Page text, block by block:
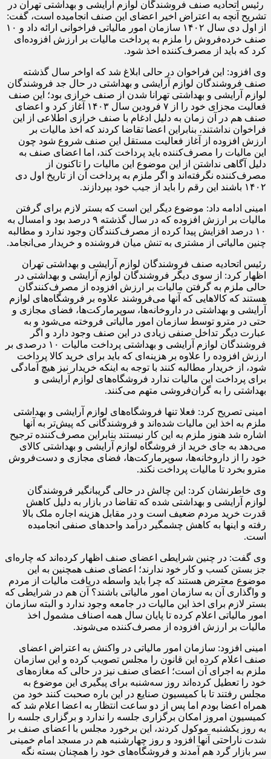
رئیس اتحادیه صنف فروشندگان لوازم آرایشی و بهداشتی تهران در
تشریح آنچه به اعتراض اخیر اعضای این صنف انجامیده است، گفت:
از اول دی سال ۱۴۰۲ سازمان امور مالیاتی فراخوانی ارائه داد و ۱۰
صنف خرده‌فروش را ملزم به پرداخت مالیات بر ارزش افزوده‌ای
کرد که باید از مصرف‌کننده اخذ شود.
وی افزود: این فراخوان در حالی ابلاغ شد که اواخر سال گذشته
صنف فروشندگان لوازم آرایشی و بهداشتی در حال جد فروشندگان
لوازم آرایشی و بهداشتی تهرانا شدن از صنف خرازی بود؛ این صنف
فعالیت مجزای خود را از ۷ فرودین سال ۱۴۰۳ آغاز کرد و اعضای
صنف هم در آن زمان به دلیل ادغام با صنف خرازی اطلاعی از این
فراخوان نداشتند، بنابراین اعضا تقاضا کردند که اخذ مالیات بر
ارزش افزوده از آغاز فعالیت مستقل این صنف شروع شود چون
این مالیات را مصرف‌کننده باید پرداخت کند، اما اعضای صنف به
دلیل آگاهی نداشتن از این موضوع این مالیات را تاکنون از
مصرف‌کننده نگرفته‌اند و اگر ملزم به پرداخت آن از تاریخ اول دی
۱۴۰۲ باشند این رقم را باید از جیب خود بپردازند.
امینی ادامه داد: موضوع دیگر این است که بستر لازم برای گرفتن
مالیات بر ارزش افزوده که در سال گذشته ۹ درصد بود و امسال به
۱۰ درصد افزایش پیدا کرده از مصرف‌کنندگان وجود ندارد و مطالبه
چنین مالیاتی از مشتری به تنش میان فروشنده و خریدار می‌انجامد.
رئیس اتحادیه صنف فروشندگان لوازم آرایشی و بهداشتی تهران
اظهار کرد: از سوی دیگر فروشندگان لوازم آرایشی و بهداشتی در
حالی ملزم به گرفتن مالیات بر ارزش افزوده از مصرف‌کنندگان
هستند که کالاهایی که آنها می‌فروشند علاوه بر فروشگاه‌های لوازم
آرایشی و بهداشتی در داروخانه‌ها، سوپرمارکت‌ها، فضای مجازی و
حتی در مترو توسط سازمان امور مالیاتی فروخته می‌شود و به
عبارت دیگر تداخل صنفی زیادی در این صنف وجود دارد و اگر
فروشندگان لوازم آرایشی و بهداشتی پرداخت مالیات ۱۰ درصدی بر
ارزش افزوده را علاوه بر هزینه‌ای که باید برای خرید کالا پرداخت
شود، از خریدار مطالبه کنند با توجه به اینکه خریدار نیز هیچ آمادگی
برای پرداخت این مالیات ندارد فروشگاه‌های لوازم آرایشی و
بهداشتی را به گران‌فروشی متهم می‌کنند.
امینی تصریح کرد: فعلا تنها فروشگاه‌های لوازم آرایشی و بهداشتی
ملزم به اخذ این مالیات شده‌اند و فروشندگانی که پیش‌تر به آنها
اشاره شد هنوز ملزم به این کار نیستند بنابراین مصرف‌کننده ترجیح
می‌دهد به جای خرید از فروشگاه لوازم آرایشی و بهداشتی کالای
خود را از داروخانه‌ها، سوپرمارکت‌ها، فضای مجازی و دست‌فروش
مترو بخرد تا مالیات پرداخت نکند.
وی خاطرنشان کرد: این چالش در حالی گریبانگیر فروشندگان
لوازم آرایشی و بهداشتی شده که تقاضا در بازار به دلیل کاهش
قدرت خرید مردم ضعیف است و در مقابل هزینه اجاره ملک بالا
رفته و اینها به کاهش چشمگیر درآمد واحدهای صنفی انجامیده
است.
وی گفت: در چنین شرایطی اعضای صنف اظهار کرده‌اند که چاره‌ای
جز بستن کسب و کار خود ندارند؛ اعضای صنف همچنین به این
موضوع معترض هستند که چرا باید واسطه دریافت مالیات از مردم
و واگذاری آن به سازمان امور مالیاتی باشند؟ آن هم در شرایطی که
بستر لازم برای اخذ این مالیات در جامعه وجود ندارد و البته سازمان
امور مالیاتی اعلام کرده تا پایان سال همه اصناف مشمول اخذ
مالیات بر ارزش افزوده از مصرف‌کننده می‌شوند.
امینی افزود: سازمان امور مالیاتی در واکنش به اعتراض اعضای
صنف اعلام کرده این قانون را مجلس تصویب کرده و این سازمان
ملزم به اجرای آن است؛ اعضای صنف نیز در حالی که مغازه‌های
خود را تعطیل کرده‌اند روز سه‌شنبه برای پیگیری این موضوع به
مجلس رفتند تا با کمیسیون صنایع در این باره صحبت کنند خود من
همراه اعضا بودم اما پس از دو ساعت انتظار به اعضا اعلام شد که
کمیسیون امروز امکان برگزاری جلسه را ندارد و برگزاری جلسه را
به روز یکشنبه موکول کردند، این برخورد مجلس با اعضای صنف بر
شدت ناراحتی آنها افزود و روز چهارشنبه هم در مسجد امام خمینی
سر بازار گرد هم آمدند و فروشگاه‌های خود را همچنان بسته نگه